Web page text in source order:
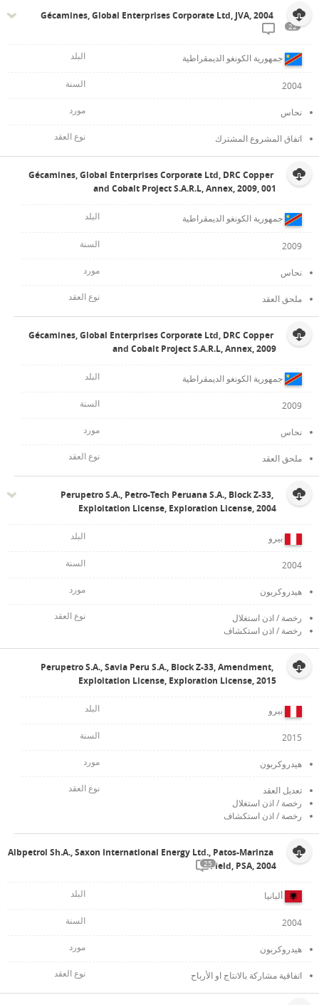
Gécamines, Global Enterprises Corporate Ltd, JVA, 2004
22
جمهورية الكونغو الديمقراطية
2004
نحاس
اتفاق المشروع المشترك
Gécamines, Global Enterprises Corporate Ltd, DRC Copper
and Cobalt Project S.A.R.L, Annex, 2009, 001
جمهورية الكونغو الديمقراطية
2009
نحاس
ملحق العقد
Gécamines, Global Enterprises Corporate Ltd, DRC Copper
and Cobalt Project S.A.R.L, Annex, 2009
جمهورية الكونغو الديمقراطية
2009
نحاس
ملحق العقد
Perupetro S.A., Petro-Tech Peruana S.A., Block Z-33,
Exploitation License, Exploration License, 2004
بيرو
2004
هيدروكربون
رخصة / اذن استغلال
رخصة / اذن استكشاف
Perupetro S.A., Savia Peru S.A., Block Z-33, Amendment,
Exploitation License, Exploration License, 2015
بيرو
2015
هيدروكربون
تعديل العقد
رخصة / اذن استغلال
رخصة / اذن استكشاف
Albpetrol Sh.A., Saxon International Energy Ltd., Patos-Marinza
Field, PSA, 2004
25
ألبانيا
2004
هيدروكربون
اتفاقية مشاركة بالانتاج او الأرباح